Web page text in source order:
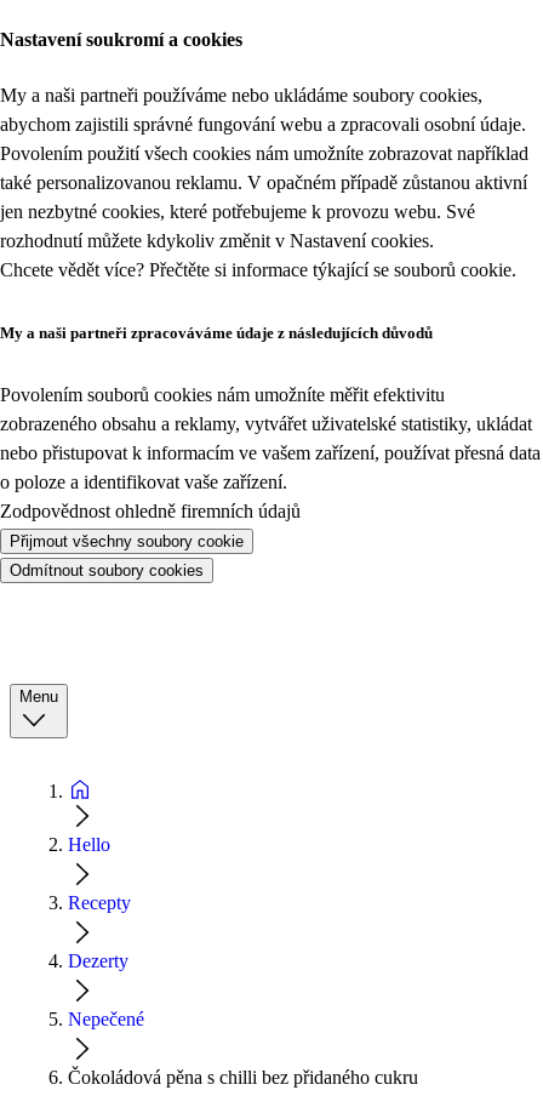
Nastavení soukromí a cookies
My a naši partneři používáme nebo ukládáme soubory cookies,
abychom zajistili správné fungování webu a zpracovali osobní údaje.
Povolením použití všech cookies nám umožníte zobrazovat například
také personalizovanou reklamu. V opačném případě zůstanou aktivní
jen nezbytné cookies, které potřebujeme k provozu webu. Své
rozhodnutí můžete kdykoliv změnit v Nastavení cookies.
Chcete vědět více? Přečtěte si informace týkající se souborů cookie.
My a naši partneři zpracováváme údaje z následujících důvodů
Povolením souborů cookies nám umožníte měřit efektivitu
zobrazeného obsahu a reklamy, vytvářet uživatelské statistiky, ukládat
nebo přistupovat k informacím ve vašem zařízení, používat přesná data
o poloze a identifikovat vaše zařízení.
Zodpovědnost ohledně firemních údajů
Přijmout všechny soubory cookie
Odmítnout soubory cookies
Menu
Hello
Recepty
Dezerty
Nepečené
Čokoládová pěna s chilli bez přidaného cukru